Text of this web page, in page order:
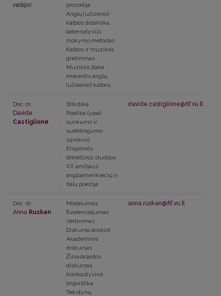
vedėja)
prozodija
Anglų (užsienio)
kalbos didaktika
(alternatyvūs
mokymo metodai)
Kalbos ir muzikos
gretinimas
Muzikos įtaka
mokantis anglų
(užsienio) kalbos
Doc. dr.
Davide
Castiglione
Stilistika
Poetika (ypač
sunkumo ir
sudėtingumo
sąvokos)
Empirinės
literatūros studijos
XX amžiaus
angloamerikiečių ir
italų poezija
davide.castiglione@flf.vu.lt
Doc. dr.
Anna Ruskan
Modalumas
Evidencialumas
Vertinimas
Diskurso analizė
Akademinis
diskursas
Žiniasklaidos
diskursas
Kontrastyvinė
lingvistika
Tekstynų
anna.ruskan@flf.vu.lt